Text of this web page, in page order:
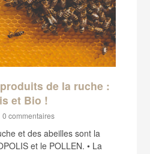
de la ruche :
et Bio !
0 commentaires
et des abeilles sont la
et le POLLEN. • La